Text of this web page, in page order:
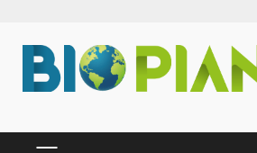
Inhalt
springen